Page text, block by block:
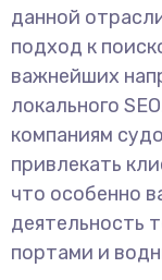
данной
подход к
важнейших
локального
компаниям
привлекать
что особенно
деятельность
портами и